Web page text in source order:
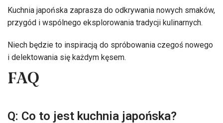
Kuchnia japońska zaprasza do odkrywania nowych smaków,
przygód i wspólnego eksplorowania tradycji kulinarnych.
Niech będzie to inspiracją do spróbowania czegoś nowego
i delektowania się każdym kęsem.
FAQ
Q: Co to jest kuchnia japońska?